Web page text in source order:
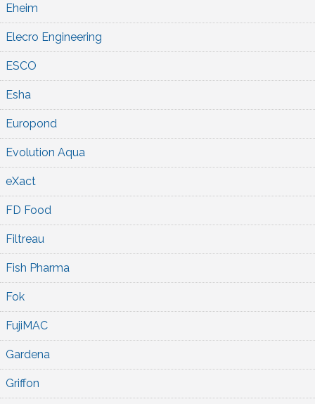
Eheim
Elecro Engineering
ESCO
Esha
Europond
Evolution Aqua
eXact
FD Food
Filtreau
Fish Pharma
Fok
FujiMAC
Gardena
Griffon